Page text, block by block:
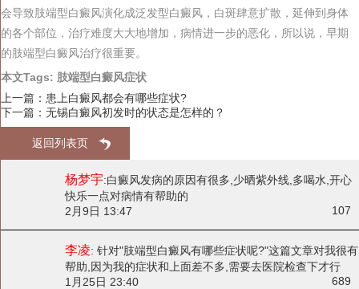
会导致肢端型白癜风演化成泛发型白癜风，白斑肆意扩散，延伸到身体
的各个部位，治疗难度大大地增加，病情进一步的恶化，所以说，早期
的肢端型白癜风治疗很重要。
本文Tags: 肢端型白癜风症状
上一篇： 患上白癜风都会有哪些症状?
下一篇： 无锡白癜风初发时的状态是怎样的？
返回列表页
杨梦宇:白癜风发病的原因有很多,少晒紫外线,多喝水,开心
快乐一点对病情有帮助的
2月9日 13:47
107
李凌: 针对"肢端型白癜风有哪些症状呢?"这篇文章对我很有
帮助,因为我的症状和上面差不多,需要去医院检查下才行
1月25日 23:40
689